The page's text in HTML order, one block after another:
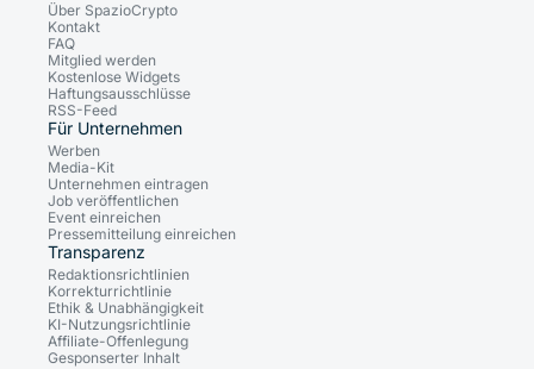
Über SpazioCrypto
Kontakt
FAQ
Mitglied werden
Kostenlose Widgets
Haftungsausschlüsse
RSS-Feed
Für Unternehmen
Werben
Media-Kit
Unternehmen eintragen
Job veröffentlichen
Event einreichen
Pressemitteilung einreichen
Transparenz
Redaktionsrichtlinien
Korrekturrichtlinie
Ethik & Unabhängigkeit
KI-Nutzungsrichtlinie
Affiliate-Offenlegung
Gesponserter Inhalt